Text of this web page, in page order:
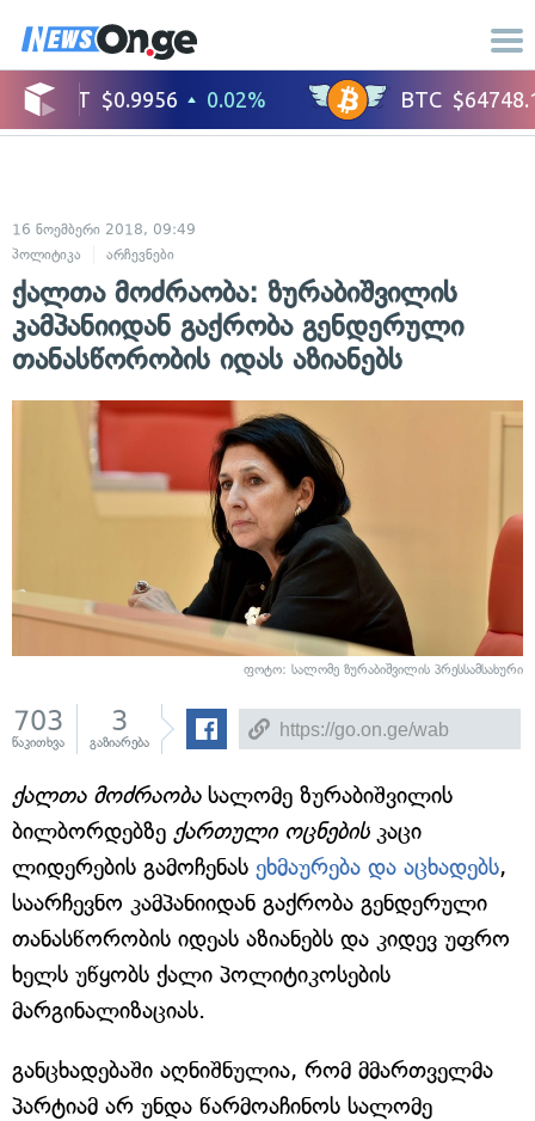
16 ნოემბერი 2018, 09:49
პოლიტიკა
არჩევნები
ქალთა მოძრაობა: ზურაბიშვილის
კამპანიიდან გაქრობა გენდერული
თანასწორობის იდას აზიანებს
ფოტო: სალომე ზურაბიშვილის პრესსამსახური
703
წაკითხვა
3
გაზიარება
ქალთა მოძრაობა სალომე ზურაბიშვილის
ბილბორდებზე ქართული ოცნების კაცი
ლიდერების გამოჩენას ეხმაურება და აცხადებს,
საარჩევნო კამპანიიდან გაქრობა გენდერული
თანასწორობის იდეას აზიანებს და კიდევ უფრო
ხელს უწყობს ქალი პოლიტიკოსების
მარგინალიზაციას.
განცხადებაში აღნიშნულია, რომ მმართველმა
პარტიამ არ უნდა წარმოაჩინოს სალომე